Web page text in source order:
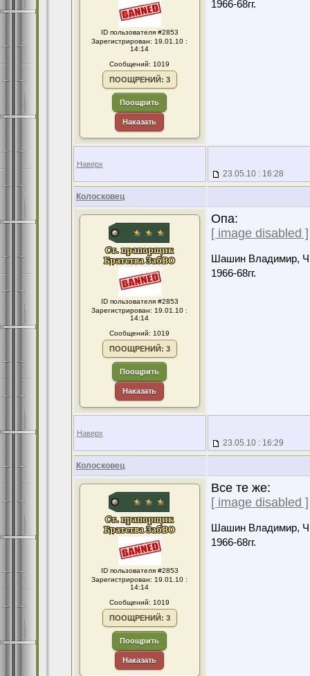
ID пользователя #2853
Зарегистрирован: 19.01.10 :
14:14
Сообщений: 1019
ПООЩРЕНИЙ: 3
Поощрить
Наказать
1966-68гг.
Наверх
23.05.10 : 16:28
Колосковец
ID пользователя #2853
Зарегистрирован: 19.01.10 :
14:14
Сообщений: 1019
ПООЩРЕНИЙ: 3
Поощрить
Наказать
Опа:
[ image disabled ]
Шашин Владимир,
1966-68гг.
Наверх
23.05.10 : 16:29
Колосковец
ID пользователя #2853
Зарегистрирован: 19.01.10 :
14:14
Сообщений: 1019
ПООЩРЕНИЙ: 3
Поощрить
Наказать
Все те же:
[ image disabled ]
Шашин Владимир,
1966-68гг.